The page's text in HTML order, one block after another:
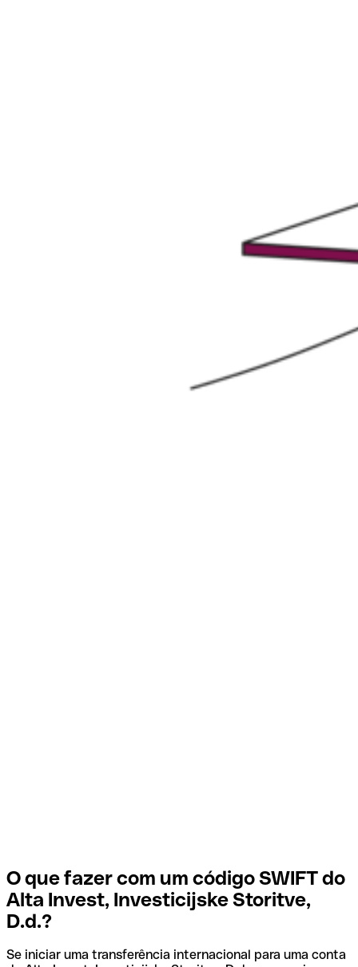
O que fazer com um código SWIFT do
Alta Invest, Investicijske Storitve,
D.d.?
Se iniciar uma transferência internacional para uma conta